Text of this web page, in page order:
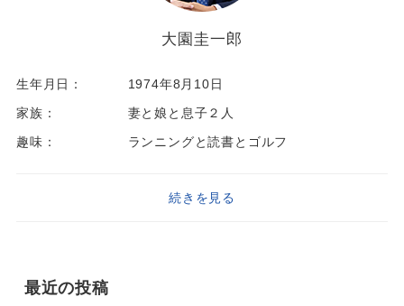
大園圭一郎
生年月日：
1974年8月10日
家族：
妻と娘と息子２人
趣味：
ランニングと読書とゴルフ
続きを見る
最近の投稿